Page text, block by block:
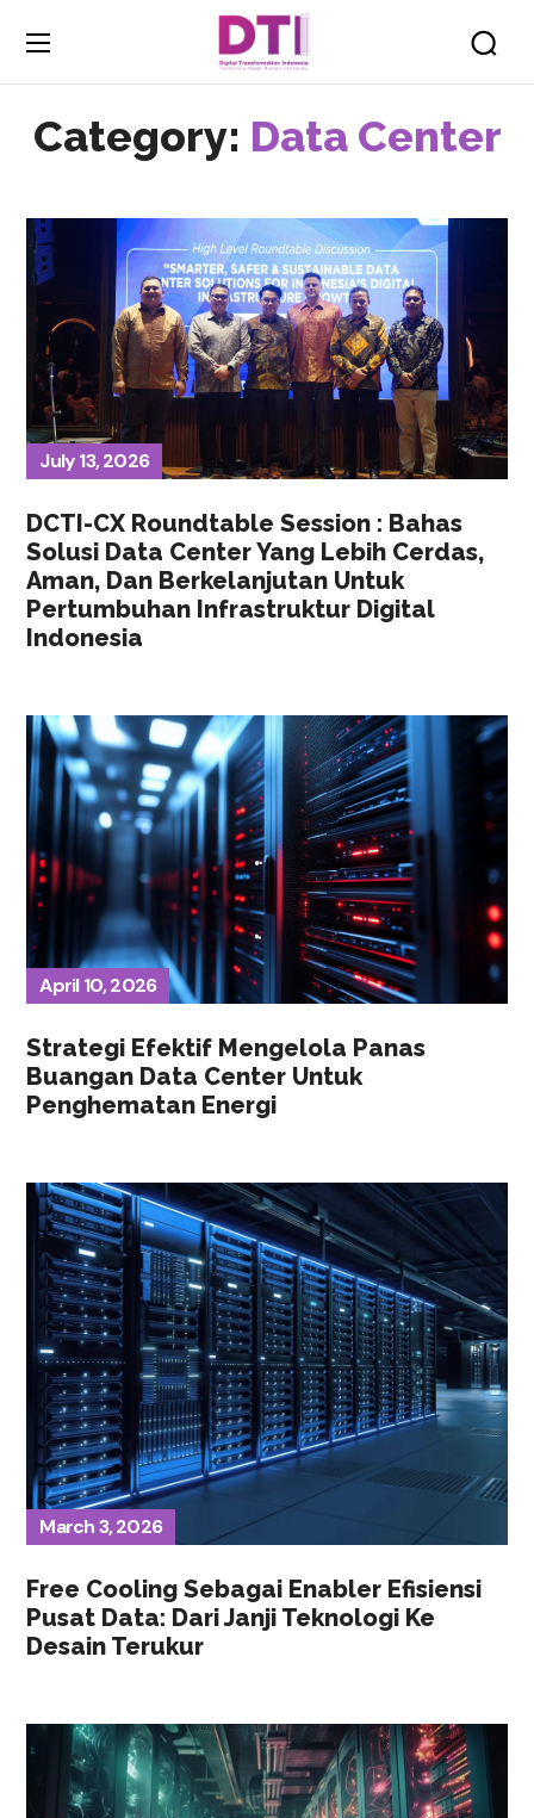
Category: Data Center
July 13, 2026
DCTI-CX Roundtable Session : Bahas
Solusi Data Center Yang Lebih Cerdas,
Aman, Dan Berkelanjutan Untuk
Pertumbuhan Infrastruktur Digital
Indonesia
April 10, 2026
Strategi Efektif Mengelola Panas
Buangan Data Center Untuk
Penghematan Energi
March 3, 2026
Free Cooling Sebagai Enabler Efisiensi
Pusat Data: Dari Janji Teknologi Ke
Desain Terukur